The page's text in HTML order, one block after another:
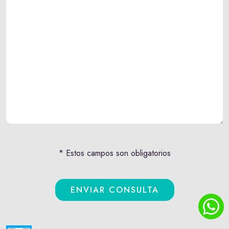
* Estos campos son obligatorios
ENVIAR CONSULTA